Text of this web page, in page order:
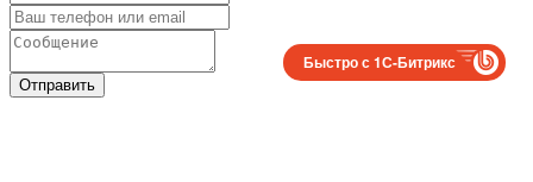
Отправить
Быстро с 1С-Битрикс